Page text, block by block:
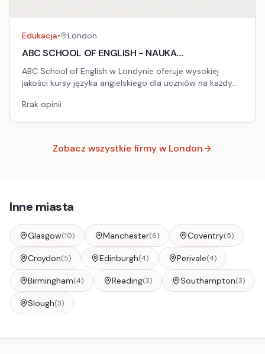
Edukacja• London
ABC SCHOOL OF ENGLISH - NAUKA
J.ANGIELSKIEGO
ABC School of English w Londynie oferuje wysokiej
jakości kursy języka angielskiego dla uczniów na każdym
Londynu szkoła zapewnia unikalne połączenie nauki z
Brak opinii
Zobacz wszystkie firmy w London
Inne miasta
Glasgow(10) Manchester(6) Coventry(5)
Croydon(5) Edinburgh(4) Perivale(4)
Birmingham(4) Reading(3) Southampton(3)
Slough(3)